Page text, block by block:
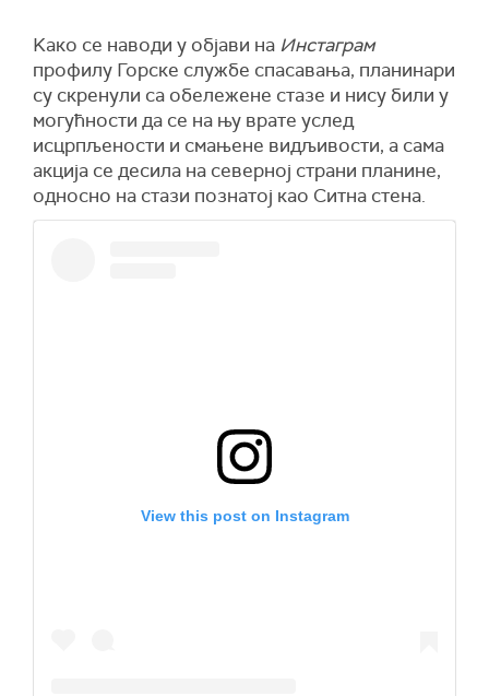
Kако се наводи у објави на Инстаграм
профилу Горске службе спасавања, планинари
су скренули са обележене стазе и нису били у
могућности да се на њу врате услед
исцрпљености и смањене видљивости, а сама
акција се десила на северној страни планине,
односно на стази познатој као Ситна стена.
View this post on Instagram